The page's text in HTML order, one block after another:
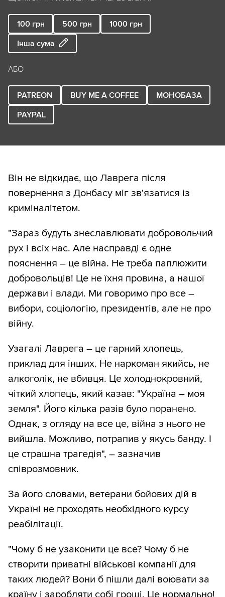
100 грн 500 грн 1000 грн
Інша сума
АБО
PATREON BUY ME A COFFEE
МОНОБАЗА
PAYPAL
Він не відкидає, що Лаврега після
повернення з Донбасу міг зв'язатися із
криміналітетом.
"Зараз будуть знеславлювати добровольчий
рух і всіх нас. Але насправді є одне
пояснення – це війна. Не треба паплюжити
добровольців! Це не їхня провина, а нашої
держави і влади. Ми говоримо про все –
вибори, соціологію, президентів, але не про
війну.
Узагалі Лаврега – це гарний хлопець,
приклад для інших. Не наркоман якийсь, не
алкоголік, не вбивця. Це холоднокровний,
чіткий хлопець, який казав: "Україна – моя
земля". Його кілька разів було поранено.
Однак, з огляду на все це, війна з нього не
вийшла. Можливо, потрапив у якусь банду. І
це страшна трагедія", – зазначив
співрозмовник.
За його словами, ветерани бойових дій в
Україні не проходять необхідного курсу
реабілітації.
"Чому б не узаконити це все? Чому б не
створити приватні військові компанії для
таких людей? Вони б пішли далі воювати за